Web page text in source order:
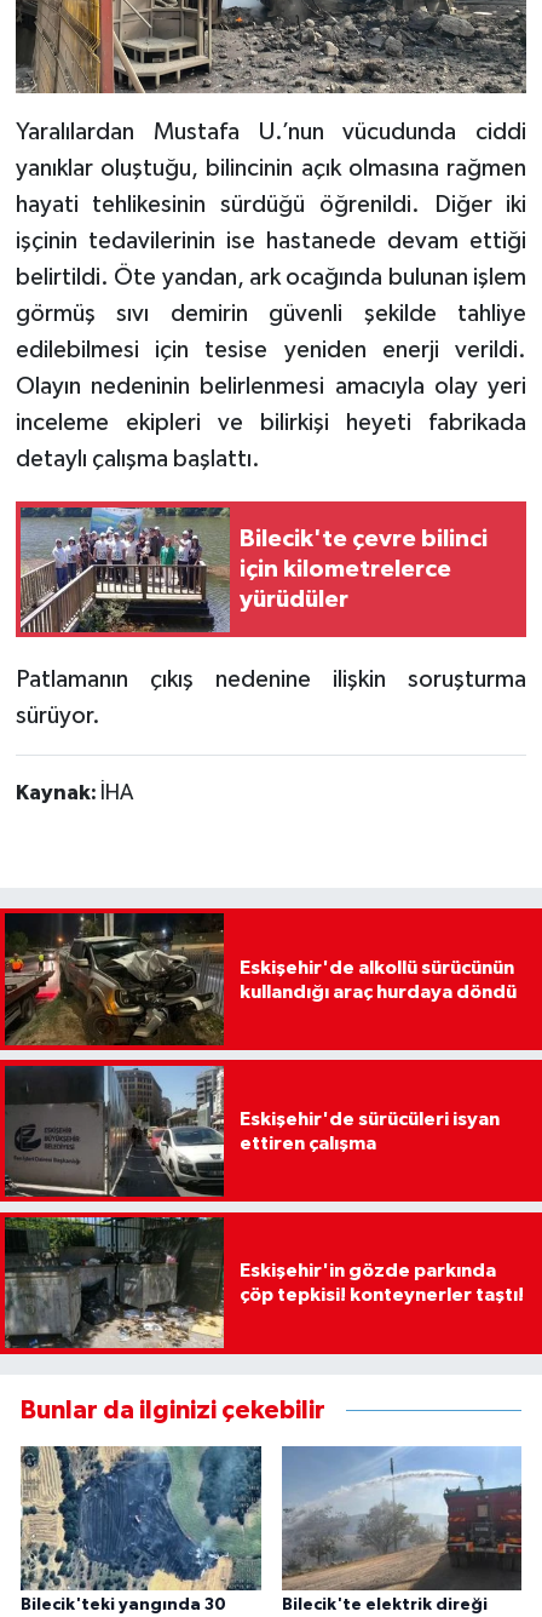
Yaralılardan Mustafa U.’nun vücudunda ciddi
yanıklar oluştuğu, bilincinin açık olmasına rağmen
hayati tehlikesinin sürdüğü öğrenildi. Diğer iki
işçinin tedavilerinin ise hastanede devam ettiği
belirtildi. Öte yandan, ark ocağında bulunan işlem
görmüş sıvı demirin güvenli şekilde tahliye
edilebilmesi için tesise yeniden enerji verildi.
Olayın nedeninin belirlenmesi amacıyla olay yeri
inceleme ekipleri ve bilirkişi heyeti fabrikada
detaylı çalışma başlattı.
Bilecik'te çevre bilinci
için kilometrelerce
yürüdüler
Patlamanın çıkış nedenine ilişkin soruşturma
sürüyor.
Kaynak: İHA
Eskişehir'de alkollü sürücünün
kullandığı araç hurdaya döndü
Eskişehir'de sürücüleri isyan
ettiren çalışma
Eskişehir'in gözde parkında
çöp tepkisi! konteynerler taştı!
Bunlar da ilginizi çekebilir
Bilecik'teki yangında 30
Bilecik'te elektrik direği